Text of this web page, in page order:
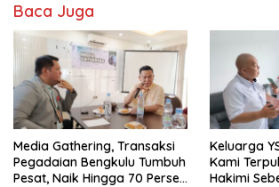
Baca Juga
Media Gathering, Transaksi
Pegadaian Bengkulu Tumbuh
Pesat, Naik Hingga 70 Persen
Keluarga
Kami
Hakimi